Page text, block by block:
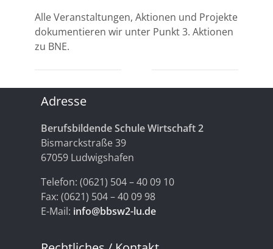
Alle Veranstaltungen, Aktionen und Projekte
dokumentieren wir unter Punkt 3. Aktionen
zu BNE.
Adresse
Berufsbildende Schule Wirtschaft 2
Bismarckstraße 39
67059 Ludwigshafen
Telefon: (0621) 504 – 40 09 10
Fax: (0621) 504 – 40 09 98
E-Mail: info@bbsw2-lu.de